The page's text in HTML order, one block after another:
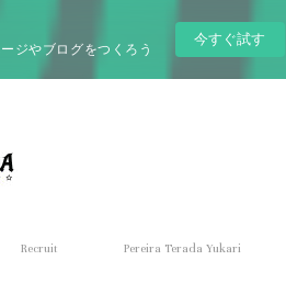
ジやブログをつくろう
今すぐ試す
Recruit Pereira Terada Yukari